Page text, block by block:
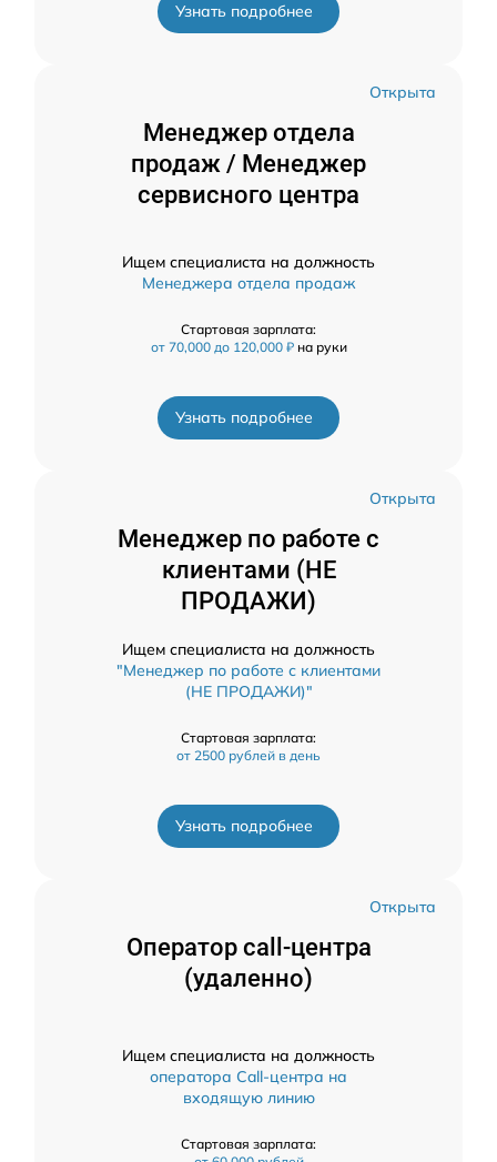
Узнать подробнее
Открыта
Менеджер отдела
продаж / Менеджер
сервисного центра
Ищем специалиста на должность
Менеджера отдела продаж
Стартовая зарплата:
от 70,000 до 120,000 ₽ на руки
Узнать подробнее
Открыта
Менеджер по работе с
клиентами (НЕ
ПРОДАЖИ)
Ищем специалиста на должность
"Менеджер по работе с клиентами
(НЕ ПРОДАЖИ)"
Стартовая зарплата:
от 2500 рублей в день
Узнать подробнее
Открыта
Оператор call-центра
(удаленно)
Ищем специалиста на должность
оператора Call-центра на
входящую линию
Стартовая зарплата: